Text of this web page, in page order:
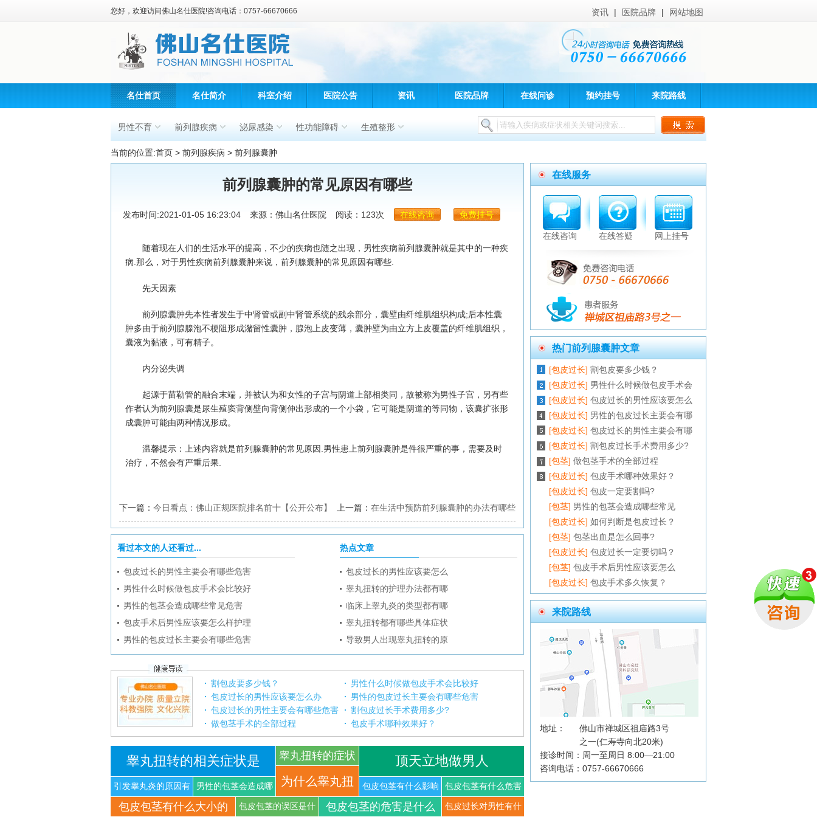
资讯 | 医院品牌 | 网站地图
您好，欢迎访问佛山名仕医院!咨询电话：0757-66670666
名仕首页 名仕简介 科室介绍 医院公告 资讯 医院品牌 在线问诊 预约挂号 来院路线
男性不育 前列腺疾病 泌尿感染 性功能障碍 生殖整形
当前的位置:首页 > 前列腺疾病 > 前列腺囊肿
前列腺囊肿的常见原因有哪些
发布时间:2021-01-05 16:23:04 来源：佛山名仕医院 阅读：123次 在线咨询 免费挂号
随着现在人们的生活水平的提高，不少的疾病也随之出现，男性疾病前列腺囊肿就是其中的一种疾
病.那么，对于男性疾病前列腺囊肿来说，前列腺囊肿的常见原因有哪些.
先天因素
前列腺囊肿先本性者发生于中肾管或副中肾管系统的残余部分，囊壁由纤维肌组织构成;后本性囊
肿多由于前列腺腺泡不梗阻形成潴留性囊肿，腺泡上皮变薄，囊肿壁为由立方上皮覆盖的纤维肌组织，
囊液为黏液，可有精子。
内分泌失调
起源于苗勒管的融合末端，并被认为和女性的子宫与阴道上部相类同，故被称为男性子宫，另有些
作者认为前列腺囊是尿生殖窦背侧壁向背侧伸出形成的一个小袋，它可能是阴道的等同物，该囊扩张形
成囊肿可能由两种情况形成。
温馨提示：上述内容就是前列腺囊肿的常见原因.男性患上前列腺囊肿是件很严重的事，需要及时
治疗，不然会有严重后果.
上一篇： 在生活中预防前列腺囊肿的办法有哪些
下一篇： 今日看点：佛山正规医院排名前十【公开公布】
男性疾病都是如何治疗的？
看过本文的人还看过...
包皮过长的男性主要会有哪些危害
男性什么时候做包皮手术会比较好
男性的包茎会造成哪些常见危害
包皮手术后男性应该要怎么样护理
男性的包皮过长主要会有哪些危害
热点文章
包皮过长的男性应该要怎么
睾丸扭转的护理办法都有哪
临床上睾丸炎的类型都有哪
睾丸扭转都有哪些具体症状
导致男人出现睾丸扭转的原
割包皮要多少钱？
男性什么时候做包皮手术会比较好
包皮过长的男性应该要怎么办
男性的包皮过长主要会有哪些危害
包皮过长的男性主要会有哪些危害
割包皮过长手术费用多少?
做包茎手术的全部过程
包皮手术哪种效果好？
睾丸扭转的相关症状是
引发睾丸炎的原因有
什
男性的包茎会造成哪
睾丸扭转的症状
你知道
为什么睾丸扭
转可以导
顶天立地做男人
包皮包茎有什么影响 包皮包茎有什么危害
包皮包茎有什么大小的 包皮包茎的误区是什 包皮包茎的危害是什么 包皮过长对男性有什
在线服务
在线咨询 在线答疑 网上挂号
热门前列腺囊肿文章
[包皮过长] 割包皮要多少钱？
[包皮过长] 男性什么时候做包皮手术会
[包皮过长] 包皮过长的男性应该要怎么
[包皮过长] 男性的包皮过长主要会有哪
[包皮过长] 包皮过长的男性主要会有哪
[包皮过长] 割包皮过长手术费用多少?
[包茎] 做包茎手术的全部过程
[包皮过长] 包皮手术哪种效果好？
[包皮过长] 包皮一定要割吗?
[包茎] 男性的包茎会造成哪些常见
[包皮过长] 如何判断是包皮过长？
[包茎] 包茎出血是怎么回事?
[包皮过长] 包皮过长一定要切吗？
[包茎] 包皮手术后男性应该要怎么
[包皮过长] 包皮手术多久恢复？
来院路线
地址：
佛山市禅城区祖庙路3号
之一(仁寿寺向北20米)
接诊时间：周一至周日 8:00—21:00
咨询电话：0757-66670666